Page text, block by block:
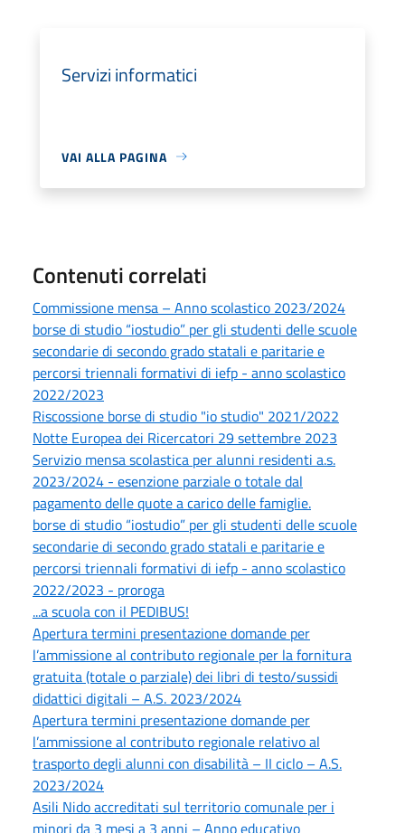
Servizi informatici
VAI ALLA PAGINA
Contenuti correlati
Commissione mensa – Anno scolastico 2023/2024
borse di studio “iostudio” per gli studenti delle scuole
secondarie di secondo grado statali e paritarie e
percorsi triennali formativi di iefp - anno scolastico
2022/2023
Riscossione borse di studio "io studio" 2021/2022
Notte Europea dei Ricercatori 29 settembre 2023
Servizio mensa scolastica per alunni residenti a.s.
2023/2024 - esenzione parziale o totale dal
pagamento delle quote a carico delle famiglie.
borse di studio “iostudio” per gli studenti delle scuole
secondarie di secondo grado statali e paritarie e
percorsi triennali formativi di iefp - anno scolastico
2022/2023 - proroga
...a scuola con il PEDIBUS!
Apertura termini presentazione domande per
l’ammissione al contributo regionale per la fornitura
gratuita (totale o parziale) dei libri di testo/sussidi
didattici digitali – A.S. 2023/2024
Apertura termini presentazione domande per
l’ammissione al contributo regionale relativo al
trasporto degli alunni con disabilità – II ciclo – A.S.
2023/2024
Asili Nido accreditati sul territorio comunale per i
minori da 3 mesi a 3 anni – Anno educativo